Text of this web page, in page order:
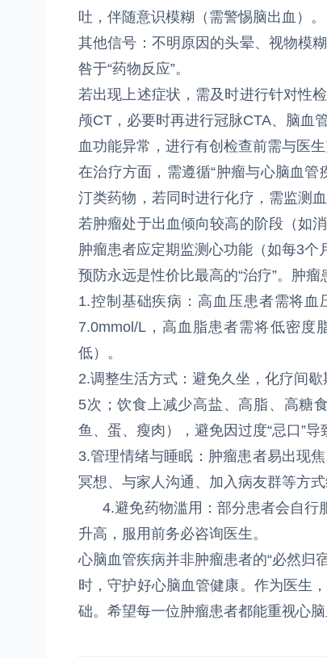
吐，伴随意识模糊（需警惕脑出血）。
其他信号：不明原因的头晕、视物模
咎于“药物反应”。
若出现上述症状，需及时进行针对性
颅CT，必要时再进行冠脉CTA、脑血
血功能异常，进行有创检查前需与医
在治疗方面，需遵循“肿瘤与心脑血
汀类药物，若同时进行化疗，需监测
若肿瘤处于出血倾向较高的阶段（如
肿瘤患者应定期监测心功能（如每3个
预防永远是性价比最高的“治疗”。肿
1.控制基础疾病：高血压患者需将血
7.0mmol/L，高血脂患者需将低密度
低）。
2.调整生活方式：避免久坐，化疗间
5次；饮食上减少高盐、高脂、高糖
鱼、蛋、瘦肉），避免因过度“忌口”导
3.管理情绪与睡眠：肿瘤患者易出现
冥想、与家人沟通、加入病友群等方
4.避免药物滥用：部分患者会自行
升高，服用前务必咨询医生。
心脑血管疾病并非肿瘤患者的“必然归
时，守护好心脑血管健康。作为医生
础。希望每一位肿瘤患者都能重视心